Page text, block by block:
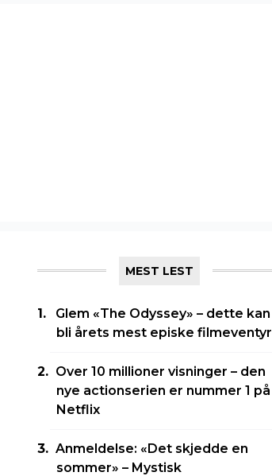
MEST LEST
Glem «The Odyssey» – dette kan
bli årets mest episke filmeventyr
Over 10 millioner visninger – den
nye actionserien er nummer 1 på
Netflix
Anmeldelse: «Det skjedde en
sommer» – Mystisk